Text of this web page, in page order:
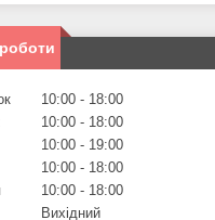
10:00
18:00
10:00
18:00
10:00
19:00
10:00
18:00
10:00
18:00
Вихідний